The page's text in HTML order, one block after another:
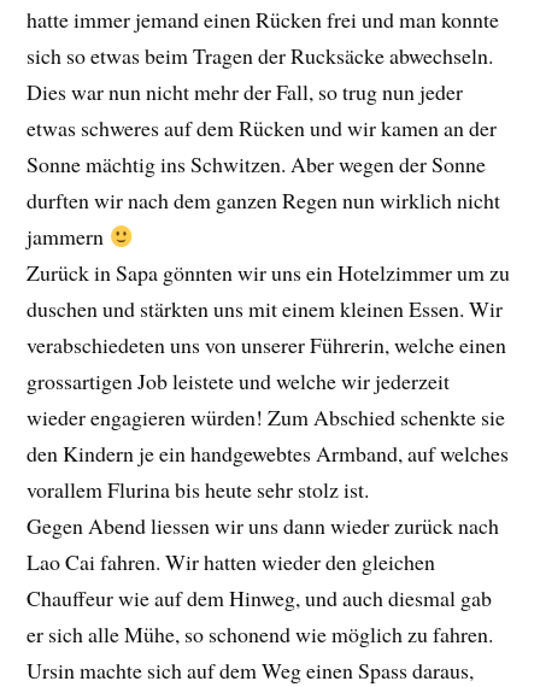
hatte immer jemand einen Rücken frei und man konnte
sich so etwas beim Tragen der Rucksäcke abwechseln.
Dies war nun nicht mehr der Fall, so trug nun jeder
etwas schweres auf dem Rücken und wir kamen an der
Sonne mächtig ins Schwitzen. Aber wegen der Sonne
durften wir nach dem ganzen Regen nun wirklich nicht
jammern
Zurück in Sapa gönnten wir uns ein Hotelzimmer um zu
duschen und stärkten uns mit einem kleinen Essen. Wir
verabschiedeten uns von unserer Führerin, welche einen
grossartigen Job leistete und welche wir jederzeit
wieder engagieren würden! Zum Abschied schenkte sie
den Kindern je ein handgewebtes Armband, auf welches
vorallem Flurina bis heute sehr stolz ist.
Gegen Abend liessen wir uns dann wieder zurück nach
Lao Cai fahren. Wir hatten wieder den gleichen
Chauffeur wie auf dem Hinweg, und auch diesmal gab
er sich alle Mühe, so schonend wie möglich zu fahren.
Ursin machte sich auf dem Weg einen Spass daraus,